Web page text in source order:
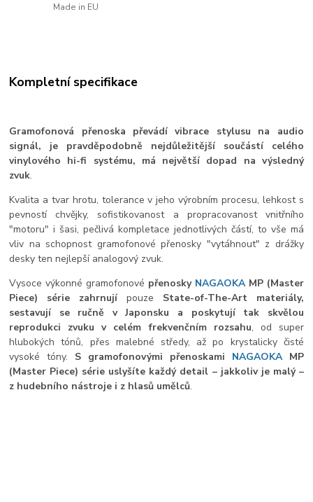
Made in EU
Kompletní specifikace
Gramofonová přenoska převádí vibrace stylusu na audio
signál, je pravděpodobně nejdůležitějšísoučástí celého
vinylového hi-fi systému, má největší dopad na výsledný
zvuk.
Kvalita a tvar hrotu, tolerance v jehovýrobním procesu, lehkost s
pevností chvějky, sofistikovanost a propracovanost vnitřního
"motoru" i šasi, pečlivá kompletace jednotlivých částí, to vše má
vliv na schopnost gramofonové přenosky "vytáhnout" z drážky
desky ten nejlepší analogový zvuk.
Vysoce výkonné gramofonové přenosky NAGAOKA MP (Master
Piece) série zahrnujípouze State-of-The-Art materiály,
sestavují se ručně v Japonsku a poskytují tak skvělou
reprodukci zvuku v celém frekvenčním rozsahu, od super
hlubokých tónů, přes malebné středy, až po krystalicky čisté
vysoké tóny. S gramofonovými přenoskami NAGAOKA MP
(Master Piece) série uslyšíte každý detail – jakkoliv je malý –
z hudebního nástroje i z hlasů umělců.